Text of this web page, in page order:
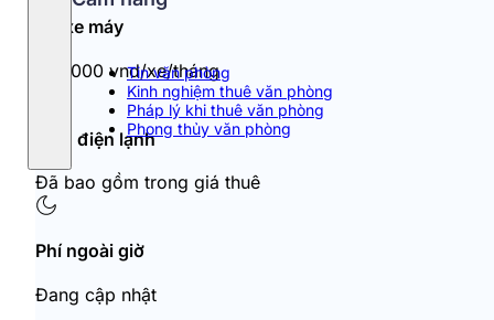
Tin văn phòng
Kinh nghiệm thuê văn phòng
Pháp lý khi thuê văn phòng
Phong thủy văn phòng
Đỗ xe máy
180,000 vnd/xe/tháng
Tiền điện lạnh
Đã bao gồm trong giá thuê
Phí ngoài giờ
Đang cập nhật